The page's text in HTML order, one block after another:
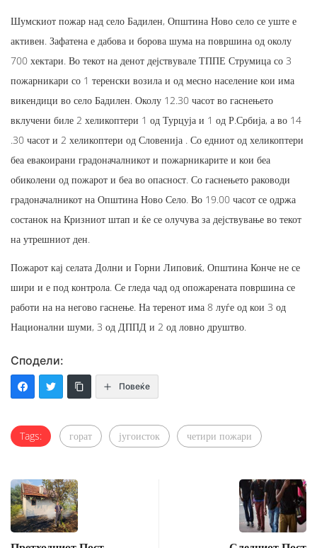
Шумскиот пожар над село Бадилен, Општина Ново село се уште е
активен. Зафатена е дабова и борова шума на површина од околу
700 хектари. Во текот на денот дејствувале ТППЕ Струмица со 3
пожарникари со 1 теренски возила и од месно население кои има
викендици во село Бадилен. Околу 12.30 часот во гаснењето
вклучени биле 2 хеликоптери 1 од Турцуја и 1 од Р.Србија, а во 14
.30 часот и 2 хеликоптери од Словенија . Со едниот од хеликоптери
беа евакоирани градоначалникот и пожарникарите и кои беа
обиколени од пожарот и беа во опасност. Со гаснењето раководи
градоначалникот на Општина Ново Село. Во 19.00 часот се одржа
состанок на Кризниот штап и ќе се олучува за дејствување во текот
на утрешниот ден.
Пожарот кај селата Долни и Горни Липовиќ, Општина Конче не се
шири и е под контрола. Се гледа чад од опожарената површина се
работи на на негово гаснење. На теренот има 8 луѓе од кои 3 од
Национални шуми, 3 од ДППД и 2 од ловно друштво.
Сподели:
Повеќе
Tags: горат југоисток четири пожари